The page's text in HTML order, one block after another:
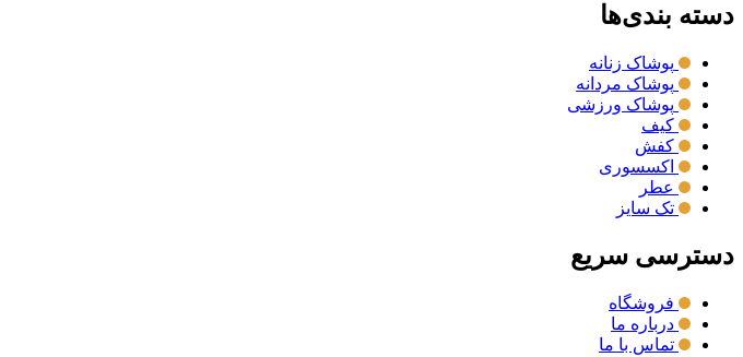
دسته بندی‌ها
پوشاک زنانه
پوشاک مردانه
پوشاک ورزشی
کیف
کفش
اکسسوری
عطر
تک سایز
دسترسی سریع
فروشگاه
درباره ما
تماس با ما